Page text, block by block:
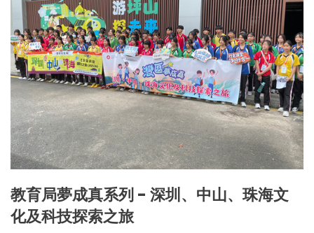
教育局夢成真系列 - 深圳、中山、珠海文
化及科技探索之旅